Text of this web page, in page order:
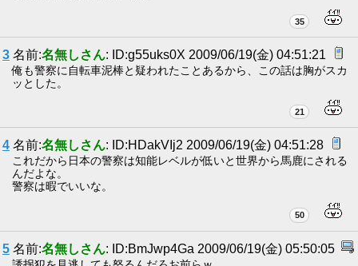
35
3 名前:名無しさん: ID:g55uks0X 2009/06/19(金) 04:51:21
俺も警察に自転車泥棒と疑われたことあるから、この話は胸がスカ
ッとした。
21
4 名前:名無しさん: ID:HDakVIj2 2009/06/19(金) 04:51:28
これだから日本の警察は知能レベルが低いと世界から馬鹿にされる
んだよな。
警察は暇でいいな。
50
5 名前:名無しさん: ID:BmJwp4Ga 2009/06/19(金) 05:50:05